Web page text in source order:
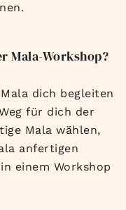
Mala-Workshop?
dich begleiten
für dich der
Mala wählen,
anfertigen
einem Workshop